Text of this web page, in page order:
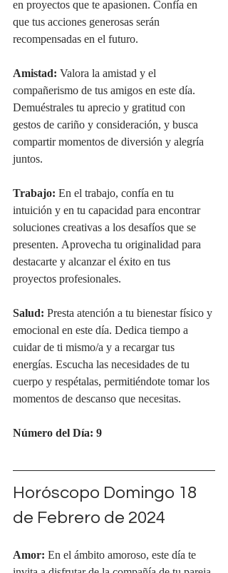
en proyectos que te apasionen. Confía en
que tus acciones generosas serán
recompensadas en el futuro.
Amistad: Valora la amistad y el
compañerismo de tus amigos en este día.
Demuéstrales tu aprecio y gratitud con
gestos de cariño y consideración, y busca
compartir momentos de diversión y alegría
juntos.
Trabajo: En el trabajo, confía en tu
intuición y en tu capacidad para encontrar
soluciones creativas a los desafíos que se
presenten. Aprovecha tu originalidad para
destacarte y alcanzar el éxito en tus
proyectos profesionales.
Salud: Presta atención a tu bienestar físico y
emocional en este día. Dedica tiempo a
cuidar de ti mismo/a y a recargar tus
energías. Escucha las necesidades de tu
cuerpo y respétalas, permitiéndote tomar los
momentos de descanso que necesitas.
Número del Día: 9
Horóscopo Domingo 18
de Febrero de 2024
Amor: En el ámbito amoroso, este día te